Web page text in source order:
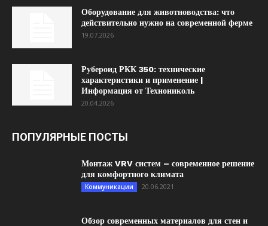
Оборудование для животноводства: что
действительно нужно на современной ферме
19.07.2026
Рубероид РКК 350: технические
характеристики и применение |
Информация от Технониколь
20.04.2026
ПОПУЛЯРНЫЕ ПОСТЫ
Монтаж VRV систем – современное решение
для комфортного климата
Коммуникации 20.06.2021
Обзор современных материалов для стен и